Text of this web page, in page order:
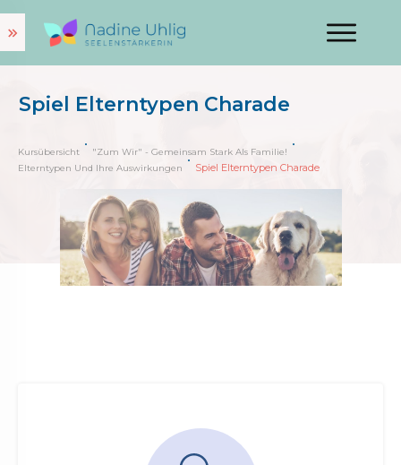
Spiel Elterntypen Charade
Kursübersicht
"Zum Wir" - Gemeinsam Stark Als Familie!
Elterntypen Und Ihre Auswirkungen
Spiel Elterntypen Charade